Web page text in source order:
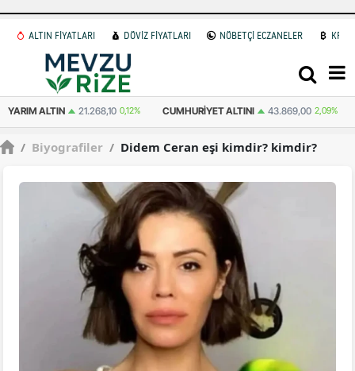
ALTIN FİYATLARI DÖVİZ FİYATLARI NÖBETÇİ ECZANELER
ATA ALTIN 43.445,00 0,74% DOLAR 47,5960 0.06% EURO
/ Biyografiler / Didem Ceran eşi kimdir? kimdir?